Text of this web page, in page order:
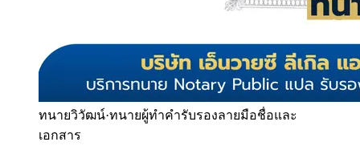
ทนายวิวัฒน์·ทนายผู้ทำคำรับรองลายมือชื่อและ
เอกสาร